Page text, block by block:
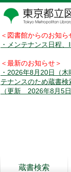
＜図書館からのお知
・メンテナンス日程
＜最新のお知らせ＞
・2026年8月20日（
テナンスのため蔵書検
（更新 2026年8月5日
蔵書検索